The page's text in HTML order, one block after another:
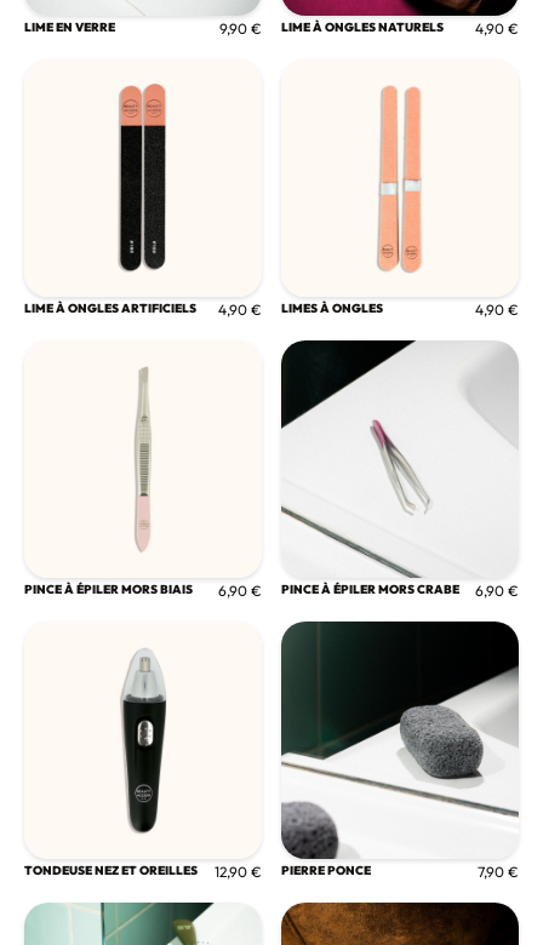
LIME EN VERRE 9,90 € LIME À ONGLES NATURELS 4,90 €
LIME À ONGLES ARTIFICIELS 4,90 € LIMES À ONGLES 4,90 €
PINCE À ÉPILER MORS BIAIS 6,90 € PINCE À ÉPILER MORS CRABE 6,90 €
TONDEUSE NEZ ET OREILLES 12,90 € PIERRE PONCE 7,90 €